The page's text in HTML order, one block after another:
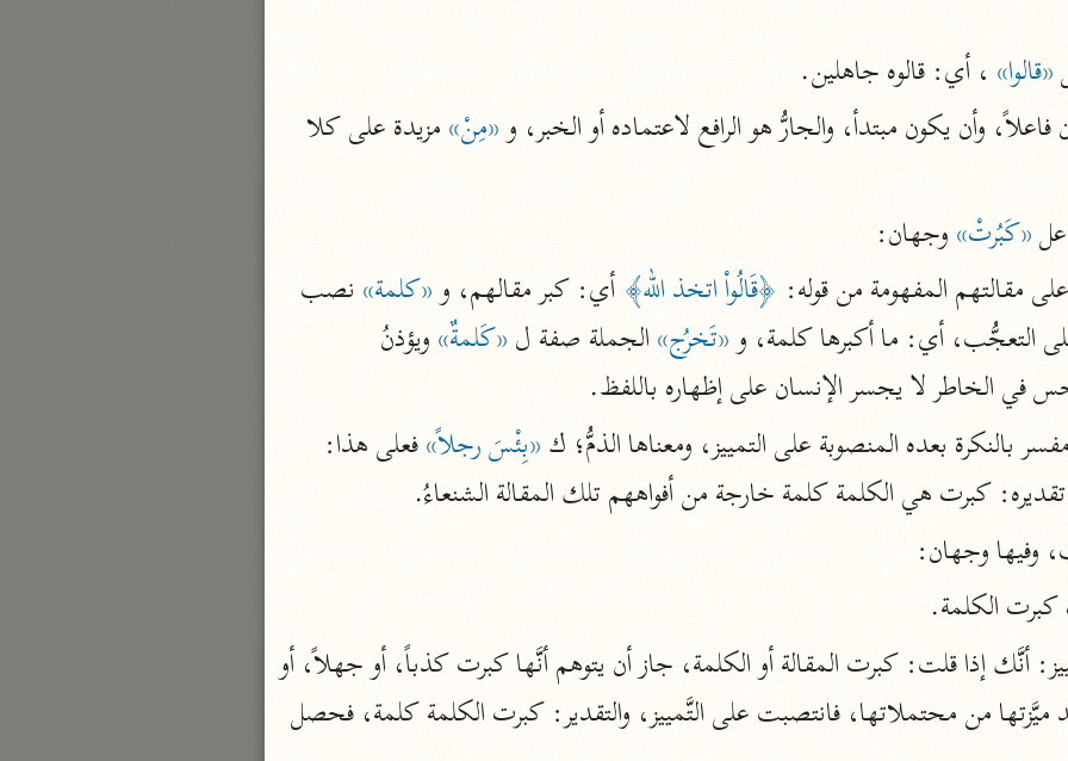
ابن عطية (٥٤٦ هـ)
نحو ٨ مجلدات
البحر المحيط
التفسير البسيط
الواحدي (٤٦٨ هـ)
نحو ٢٢ مجلدًا
إرشاد العقل السليم
أبو السعود (٩٨٢ هـ)
نحو ٩ مجلدات
الواحدي (٤٦٨ هـ)
نحو مجلدين
آثار
موسوعة التفسير المأثور
معهد الشاطبي
٢٣ مجلدًا
تفسير القرآن العظيم مسندًا
ابن أبي حاتم الرازي (٣٢٧ هـ)
«قالوا» ، أي: قالوه جاهلين.
وأن يكون مبتدأ، والجارُّ هو الرافع لاعتماده أو الخبر، و «مِنْ»
«كَبُرتْ» وجهان:
مقالتهم المفهومة من قوله: ﴿قَالُواْ اتخذ الله﴾ أي: كبر مقالهم، و «كلمة»
التعجُّب، أي: ما أكبرها كلمة، و «تَخرُج» الجملة صفة ل «كَلمةٌ»
في الخاطر لا يجسر الإنسان على إظهاره باللفظ.
بالنكرة بعده المنصوبة على التمييز، ومعناها الذمُّ؛ ك «بِئْسَ رجلاً»
كبرت هي الكلمة كلمة خارجة من أفواههم تلك المقالة الشنعاءُ.
وفيها وجهان:
كبرت الكلمة.
قال الواحديُّ: ومعنى التمييز: أنَّك إذا قلت: كبرت المقالة أو الكلمة، جاز أن يتوهم أنَّها كبرت كذباً، أو جهلاً، أو
فقد ميَّزتها من محتملاتها، فانتصبت على التَّمييز، والتقدير: كبرت الكلمة كلمة، فحصل